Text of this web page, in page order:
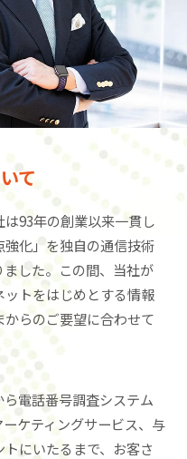
て
93年の創業以来一貫し
化」を独自の通信技術
した。この間、当社が
トをはじめとする情報
らのご要望に合わせて
電話番号調査システム
ケティングサービス、与
にいたるまで、お客さ